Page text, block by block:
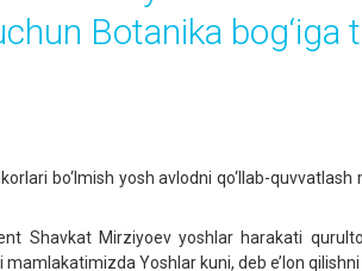
Botanika bog‘iga
bo‘lmish yosh avlodni qo‘llab-quvvatlash
Shavkat Mirziyoev yoshlar harakati
Yoshlar kuni, deb e’lon